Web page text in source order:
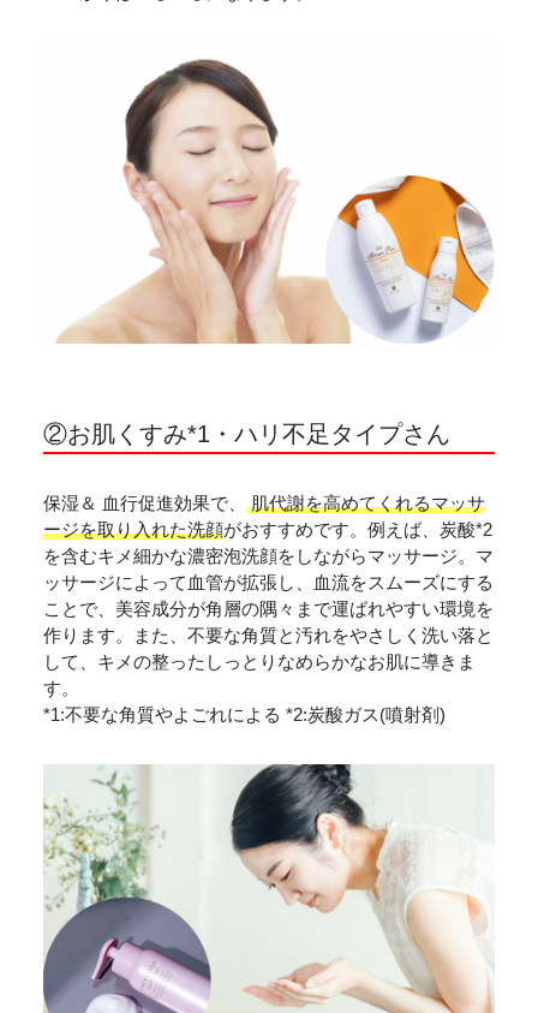
②お肌くすみ*1・ハリ不足タイプさん
保湿＆ 血行促進効果で、 肌代謝を高めてくれるマッサ
ージを取り入れた洗顔がおすすめです。例えば、炭酸*2
を含むキメ細かな濃密泡洗顔をしながらマッサージ。マ
ッサージによって血管が拡張し、血流をスムーズにする
ことで、美容成分が角層の隅々まで運ばれやすい環境を
作ります。また、不要な角質と汚れをやさしく洗い落と
して、キメの整ったしっとりなめらかなお肌に導きま
す。
*1:不要な角質やよごれによる *2:炭酸ガス(噴射剤)